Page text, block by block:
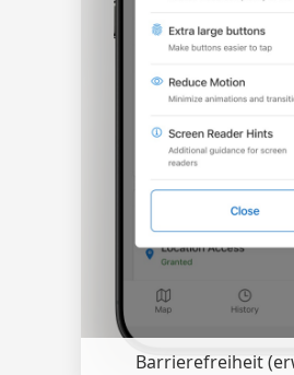
Barrierefreiheit